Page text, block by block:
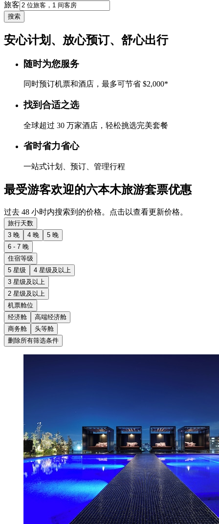
旅客
搜索
安心计划、放心预订、舒心出行
随时为您服务
同时预订机票和酒店，最多可节省 $2,000*
找到合适之选
全球超过 30 万家酒店，轻松挑选完美套餐
省时省力省心
一站式计划、预订、管理行程
最受游客欢迎的六本木旅游套票优惠
过去 48 小时内搜索到的价格。点击以查看更新价格。
旅行天数
3 晚
4 晚
5 晚
6 - 7 晚
住宿等级
5 星级
4 星级及以上
3 星级及以上
2 星级及以上
机票舱位
经济舱
高端经济舱
商务舱
头等舱
删除所有筛选条件